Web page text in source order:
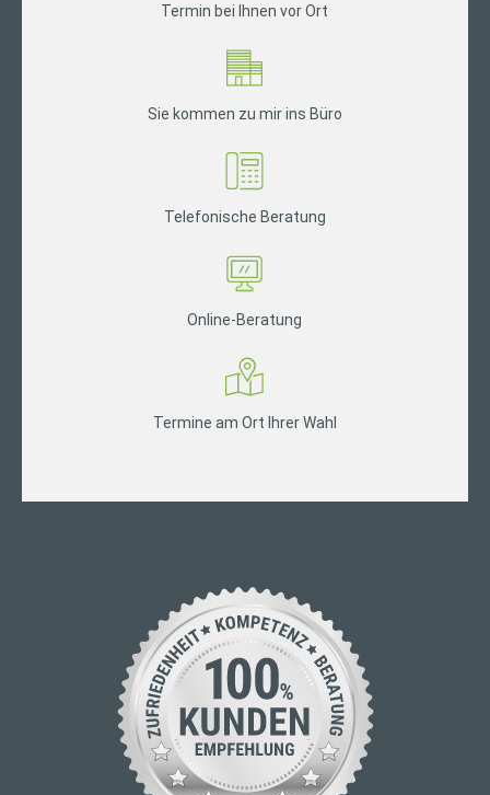
Termin bei Ihnen vor Ort
Sie kommen zu mir ins Büro
Telefonische Beratung
Online-Beratung
Termine am Ort Ihrer Wahl